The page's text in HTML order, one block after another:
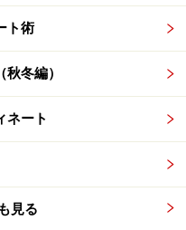
名で、左から順に
）明るい灰みの赤みを
ターホワイト（oyster
ー（cream yellow）ご
ト術
冬編）
ネート
見る